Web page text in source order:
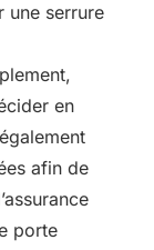
une serrure
en
afin de
porte